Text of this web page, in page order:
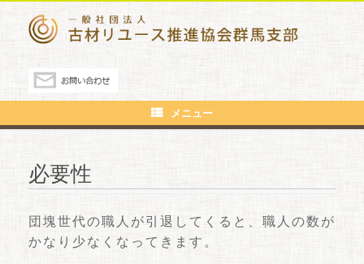
メニュー
必要性
団塊世代の職人が引退してくると、職人の数が
かなり少なくなってきます。